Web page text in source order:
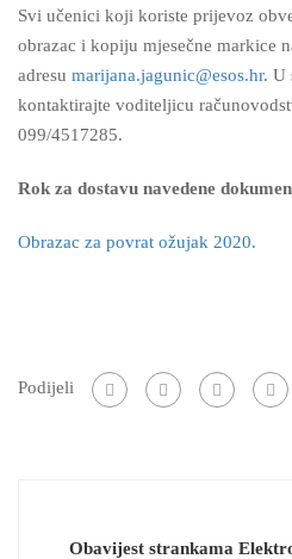
Svi učenici koji koriste prijevoz
obrazac i kopiju mjesečne markice
adresu marijana.jagunic@esos.hr. U
kontaktirajte voditeljicu
099/4517285.
Rok za dostavu navedene
Obrazac za povrat ožujak 2020.
Podijeli
Obavijest strankama